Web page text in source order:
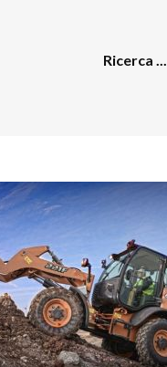
Ricerca ...